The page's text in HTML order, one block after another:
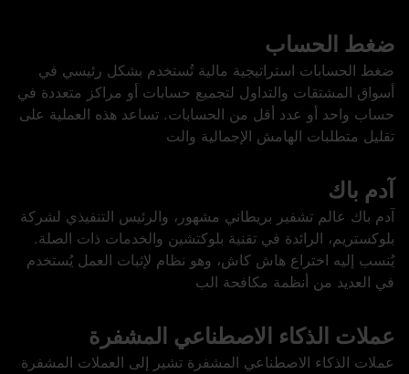
ضغط الحساب
ضغط الحسابات استراتيجية مالية تُستخدم بشكل رئيسي في
أسواق المشتقات والتداول لتجميع حسابات أو مراكز متعددة في
حساب واحد أو عدد أقل من الحسابات. تساعد هذه العملية على
تقليل متطلبات الهامش الإجمالية والت
آدم باك
آدم باك عالم تشفير بريطاني مشهور، والرئيس التنفيذي لشركة
بلوكستريم، الرائدة في تقنية بلوكتشين والخدمات ذات الصلة.
يُنسب إليه اختراع هاش كاش، وهو نظام لإثبات العمل يُستخدم
في العديد من أنظمة مكافحة الب
عملات الذكاء الاصطناعي المشفرة
عملات الذكاء الاصطناعي المشفرة تشير إلى العملات المشفرة